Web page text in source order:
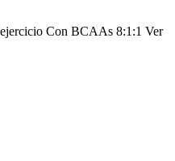
Con BCAAs 8:1:1 Ver